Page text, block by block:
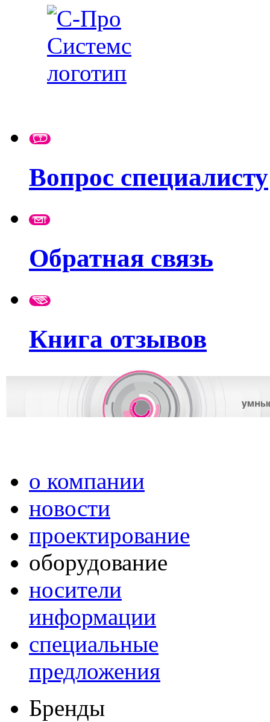
Вопрос специалисту
Обратная связь
Книга отзывов
о компании
новости
проектирование
оборудование
носители
информации
специальные
предложения
Бренды